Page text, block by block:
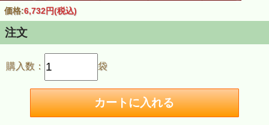
価格:6,732円(税込)
注文
購入数： 袋